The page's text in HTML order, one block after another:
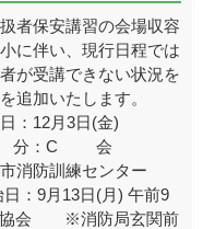
者保安講習の会場収容
に伴い、現行日程では
が受講できない状況を
を追加いたします。
12月3日(金)
：C 会
消防訓練センター
日：9月13日(月) 午前9
協会 ※消防局玄関前